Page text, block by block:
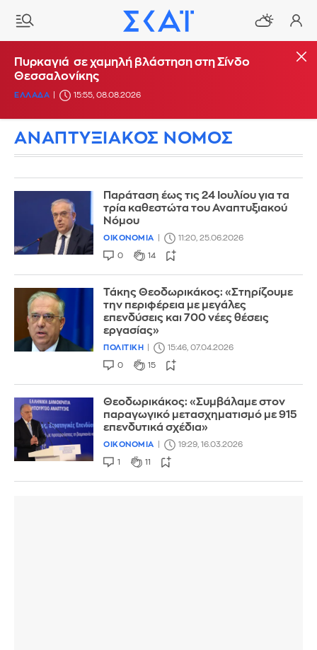
Πυρκαγιά σε χαμηλή βλάστηση στη Σίνδο
Θεσσαλονίκης
ΕΛΛΑΔΑ 15:55, 08.08.2026
ΑΝΑΠΤΥΞΙΑΚΟΣ ΝΟΜΟΣ
Παράταση έως τις 24 Ιουλίου για τα
τρία καθεστώτα του Αναπτυξιακού
Νόμου
ΟΙΚΟΝΟΜΙΑ 11:20, 25.06.2026
0 14
Τάκης Θεοδωρικάκος: «Στηρίζουμε
την περιφέρεια με μεγάλες
επενδύσεις και 700 νέες θέσεις
εργασίας»
ΠΟΛΙΤΙΚΗ 15:46, 07.04.2026
0 15
Θεοδωρικάκος: «Συμβάλαμε στον
παραγωγικό μετασχηματισμό με 915
επενδυτικά σχέδια»
ΟΙΚΟΝΟΜΙΑ 19:29, 16.03.2026
1 11